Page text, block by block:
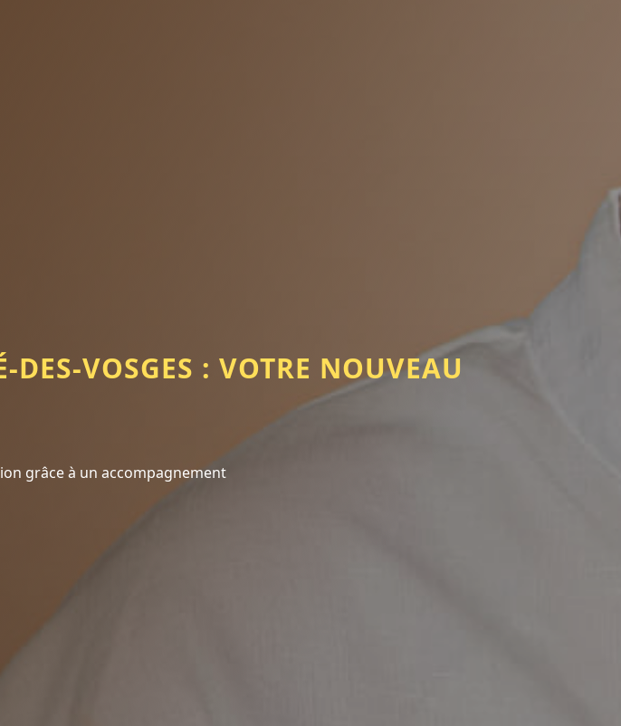
VOSGES : VOTRE NOUVEAU
grâce à un accompagnement